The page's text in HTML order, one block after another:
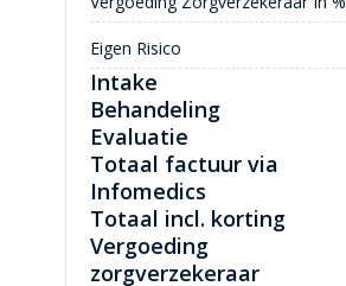
Eigen Risico
Intake
Behandeling
Evaluatie
Totaal factuur via
Infomedics
Totaal incl. korting
Vergoeding
zorgverzekeraar